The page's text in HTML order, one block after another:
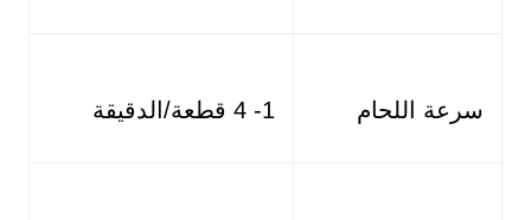
سرعة اللحام 1- 4 قطعة/الدقيقة